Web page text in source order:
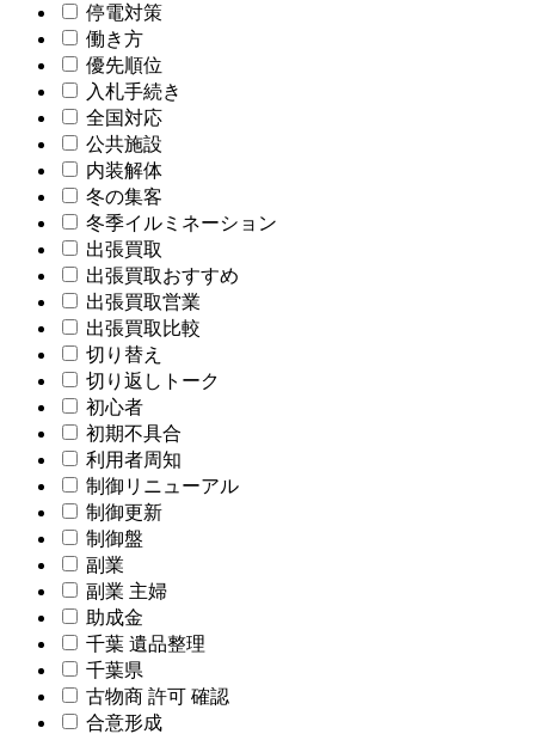
停電対策
働き方
優先順位
入札手続き
全国対応
公共施設
内装解体
冬の集客
冬季イルミネーション
出張買取
出張買取おすすめ
出張買取営業
出張買取比較
切り替え
切り返しトーク
初心者
初期不具合
利用者周知
制御リニューアル
制御更新
制御盤
副業
副業 主婦
助成金
千葉 遺品整理
千葉県
古物商 許可 確認
合意形成